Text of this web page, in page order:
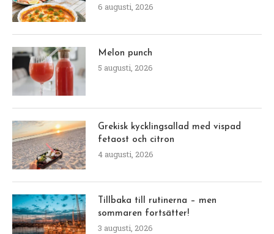
6 augusti, 2026
Melon punch
5 augusti, 2026
Grekisk kycklingsallad med vispad
fetaost och citron
4 augusti, 2026
Tillbaka till rutinerna – men
sommaren fortsätter!
3 augusti, 2026